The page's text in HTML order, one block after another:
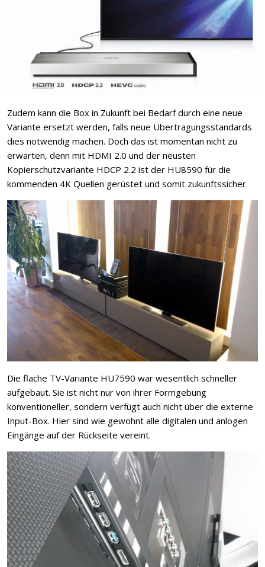
Zudem kann die Box in Zukunft bei Bedarf durch eine neue
Variante ersetzt werden, falls neue Übertragungsstandards
dies notwendig machen. Doch das ist momentan nicht zu
erwarten, denn mit HDMI 2.0 und der neusten
Kopierschutzvariante HDCP 2.2 ist der HU8590 für die
kommenden 4K Quellen gerüstet und somit zukunftssicher.
Die flache TV-Variante HU7590 war wesentlich schneller
aufgebaut. Sie ist nicht nur von ihrer Formgebung
konventioneller, sondern verfügt auch nicht über die externe
Input-Box. Hier sind wie gewohnt alle digitalen und anlogen
Eingänge auf der Rückseite vereint.